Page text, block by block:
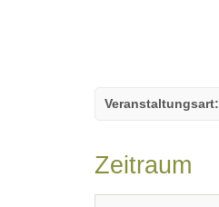
Veranstaltungsart:
Zeitraum